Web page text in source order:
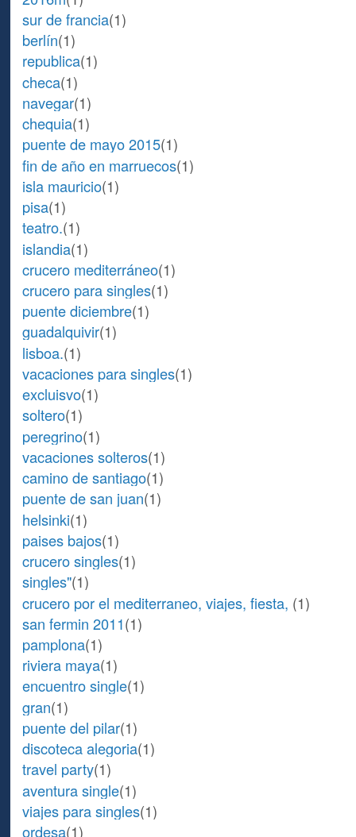
sur de francia(1)
berlín(1)
republica(1)
checa(1)
navegar(1)
chequia(1)
puente de mayo 2015(1)
fin de año en marruecos(1)
isla mauricio(1)
pisa(1)
teatro.(1)
islandia(1)
crucero mediterráneo(1)
crucero para singles(1)
puente diciembre(1)
guadalquivir(1)
lisboa.(1)
vacaciones para singles(1)
excluisvo(1)
soltero(1)
peregrino(1)
vacaciones solteros(1)
camino de santiago(1)
puente de san juan(1)
helsinki(1)
paises bajos(1)
crucero singles(1)
singles"(1)
crucero por el mediterraneo, viajes, fiesta, (1)
san fermin 2011(1)
pamplona(1)
riviera maya(1)
encuentro single(1)
gran(1)
puente del pilar(1)
discoteca alegoria(1)
travel party(1)
aventura single(1)
viajes para singles(1)
ordesa(1)